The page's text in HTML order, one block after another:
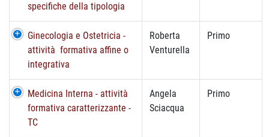
specifiche della tipologia
Ginecologia e Ostetricia -
attività formativa affine o
integrativa
Roberta
Venturella
Primo
Medicina Interna - attività
formativa caratterizzante -
TC
Angela
Sciacqua
Primo